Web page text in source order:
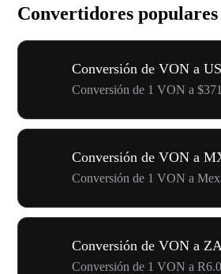
Convertidores
Conversión de VON a
Conversión de 1 VON a
Conversión de VON a
Conversión de 1 VON a
Conversión de VON a
Conversión de 1 VON a